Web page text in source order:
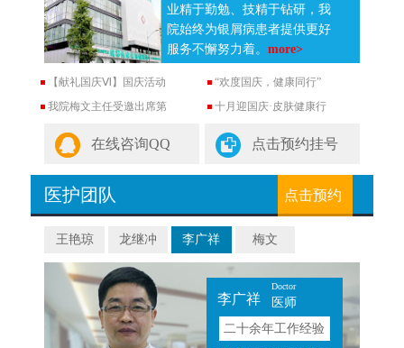
业精于勤勉、技精于钻研，我
院始终为银屑病患者提供更好
服务不懈努力着。more>
【献礼国庆Ⅵ】国庆活动
“欢度国庆，健康同行”
我院梅文主任受邀出席第
十月迎国庆·皮肤健康行
在线咨询QQ 点击预约挂号
医护团队 点击预约
王艳琼 龙继冲 李广祥 梅文
李广祥
Doctor
医师
二十余年工作经验